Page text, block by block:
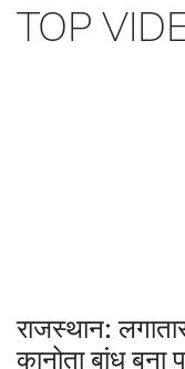
TOP
राजस्थान:
कानोता बांध